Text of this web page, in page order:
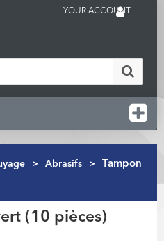
YOUR ACCOUNT
> Abrasifs >
Tampon
(10 pièces)